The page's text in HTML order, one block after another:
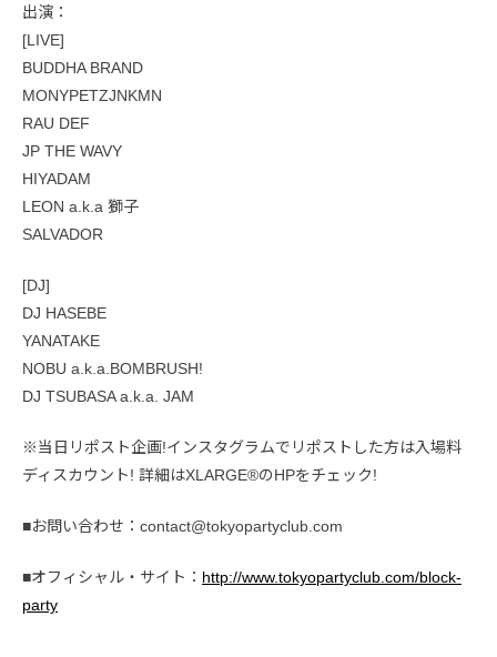
出演：
[LIVE]
BUDDHA BRAND
MONYPETZJNKMN
RAU DEF
JP THE WAVY
HIYADAM
LEON a.k.a 獅子
SALVADOR
[DJ]
DJ HASEBE
YANATAKE
NOBU a.k.a.BOMBRUSH!
DJ TSUBASA a.k.a. JAM
※当日リポスト企画!インスタグラムでリポストした方は入場料
ディスカウント! 詳細はXLARGE®のHPをチェック!
■お問い合わせ：contact@tokyopartyclub.com
■オフィシャル・サイト： http://www.tokyopartyclub.com/block-
party